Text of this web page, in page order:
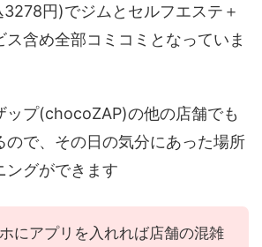
円)でジムとセルフエステ＋
ス含め全部コミコミとなっていま
ップ(chocoZAP)の他の店舗でも
ので、その日の気分にあった場所
ングができます
にアプリを入れれば店舗の混雑